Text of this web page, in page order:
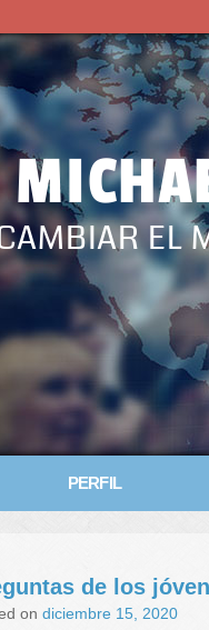
EL
PERFIL
de los
on diciembre 15, 2020